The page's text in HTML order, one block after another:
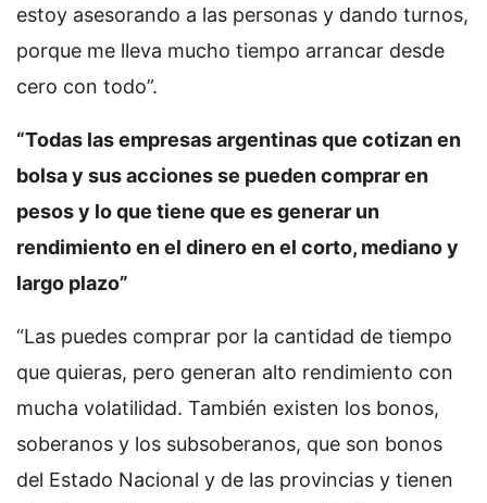
estoy asesorando a las personas y dando turnos,
porque me lleva mucho tiempo arrancar desde
cero con todo”.
“Todas las empresas argentinas que cotizan en
bolsa y sus acciones se pueden comprar en
pesos y lo que tiene que es generar un
rendimiento en el dinero en el corto, mediano y
largo plazo”
“Las puedes comprar por la cantidad de tiempo
que quieras, pero generan alto rendimiento con
mucha volatilidad. También existen los bonos,
soberanos y los subsoberanos, que son bonos
del Estado Nacional y de las provincias y tienen